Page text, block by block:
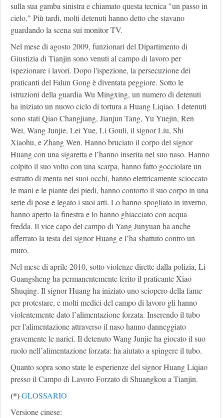
sulla sua gamba sinistra e chiamato questa tecnica "un passo in
cielo." Più tardi, molti detenuti hanno detto che stavano
guardando la scena sui monitor TV.
Nel mese di agosto 2009, funzionari del Dipartimento di
Giustizia di Tianjin sono venuti al campo di lavoro per
ispezionare i lavori. Dopo l'ispezione, la persecuzione dei
praticanti del Falun Gong è diventata peggiore. Sotto le
istruzioni della guardia Wu Mingxing, un numero di detenuti
ha iniziato un nuovo ciclo di tortura a Huang Liqiao. I detenuti
sono stati Qiao Changjiang, Jianjun Tang, Yu Yuejin, Ren
Wei, Wang Junjie, Lei Yue, Li Gouli, il signor Liu, Shi
Xiaohu, e Zhang Wen. Hanno bruciato il corpo del signor
Huang con una sigaretta e l’hanno inserita nel suo naso. Hanno
colpito il suo volto con una scarpa, hanno fatto gocciolare un
estratto di menta nei suoi occhi, hanno elettricamente scioccato
le mani e le piante dei piedi, hanno contorto il suo corpo in una
serie di pose e legato i suoi arti. Lo hanno spogliato in inverno,
hanno aperto la finestra e lo hanno ghiacciato con acqua
fredda. Il vice capo del campo di Yang Junyuan ha anche
afferrato la testa del signor Huang e l’ha sbattuto contro un
muro.
Nel mese di aprile 2010, sotto violenze dirette dalla polizia, Li
Guangsheng ha permanentemente ferito il praticante Xiao
Shuqing. Il signor Huang ha iniziato uno sciopero della fame
per protestare, e molti medici del campo di lavoro gli hanno
violentemente dato l’alimentazione forzata. Inserendo il tubo
per l'alimentazione attraverso il naso hanno danneggiato
gravemente le narici. Il detenuto Wang Junjie ha giocato il suo
ruolo nell’alimentazione forzata: ha aiutato a spingere il tubo.
Quanto sopra sono state le esperienze del signor Huang Liqiao
presso il Campo di Lavoro Forzato di Shuangkou a Tianjin.
(*)GLOSSARIO
Versione cinese: